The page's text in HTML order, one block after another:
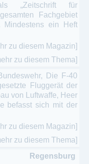
„Zeitschrift für
Fachgebiet
Mindestens ein Heft
zu diesem Magazin]
zu diesem Thema]
Die F-40
Fluggerät der
von Luftwaffe, Heer
befasst sich mit der
zu diesem Magazin]
zu diesem Thema]
Regensburg